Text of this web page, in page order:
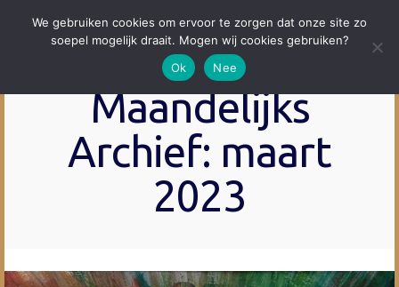
Maandelijks
Archief: maart
2023
We gebruiken cookies om ervoor te zorgen dat onze site zo
soepel mogelijk draait. Mogen wij cookies gebruiken?
Ok
Nee